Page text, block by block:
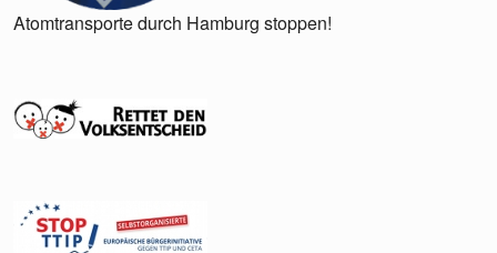
Atomtransporte durch Hamburg stoppen!